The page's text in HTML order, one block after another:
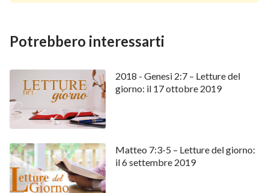
Potrebbero interessarti
2018 - Genesi 2:7 – Letture del
giorno: il 17 ottobre 2019
Matteo 7:3-5 – Letture del giorno:
il 6 settembre 2019